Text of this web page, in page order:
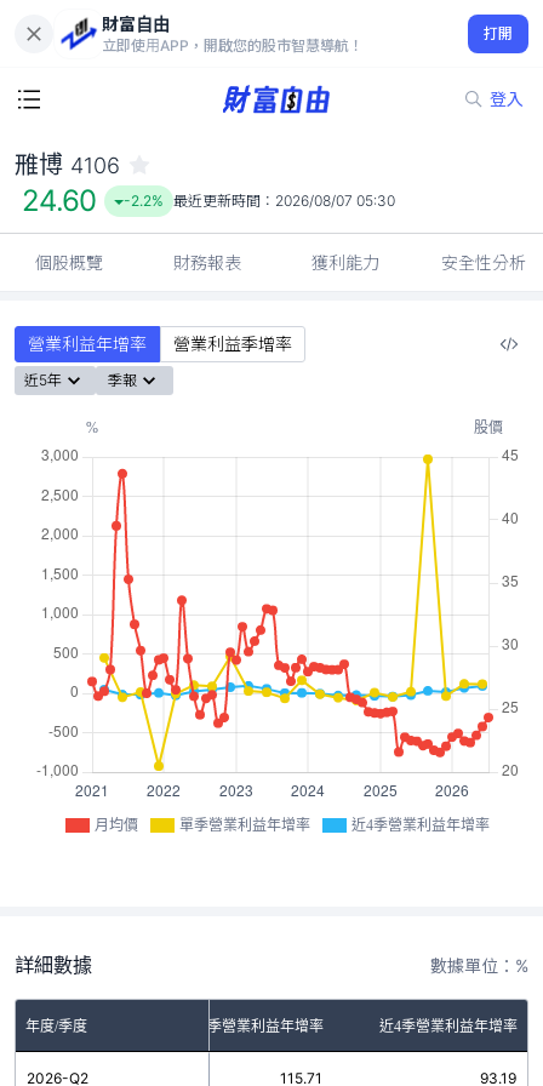
財富自由
立即使用APP，開啟您的股市智慧導航！
打開
登入
24.60
-2.2%
雃博 4106
24.60 -2.2% 最近更新時間： 2026/08/07 05:30
個股概覽 財務報表 獲利能力 安全性分析
營業利益年增率 營業利益季增率
近5年 季報
月均價 單季營業利益年增率 近4季營業利益年增率
詳細數據 數據單位：%
年度/季度 單季營業利益年增率 近4季營業利益年增率
2026-Q2 115.71 93.19